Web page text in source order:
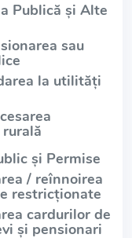
Publică și Alte
sau
la utilități
și Permise
/ reînnoirea
restricționate
cardurilor de
și pensionari